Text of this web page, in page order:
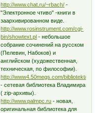
http://www.chat.ru/~rbach/ -
"Электронное чтиво" -книги в
заархивированном виде.
http://www.rosinstrument.com/cgi-
bin/showtext.pl - небольшое
собрание сочинений на русском
(Пелевин, Набоков) и
английском (художественная,
техническая, по философии).
http://www4.50megs.com/bibliotekt/
- сетевая библиотека Владимира
( zip-архивы).
http://www.palmpc.ru - новая,
оригинальная библиотека для